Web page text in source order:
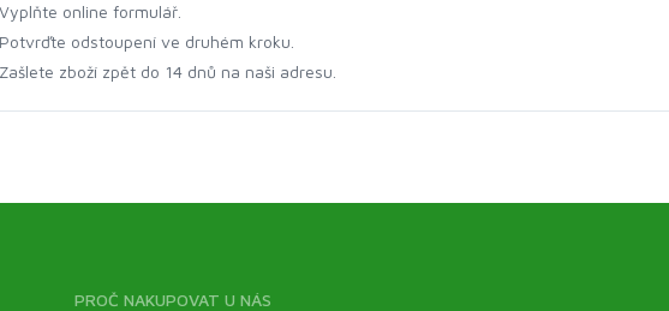
Vyplňte online formulář.
Potvrďte odstoupení ve druhém kroku.
Zašlete zboží zpět do 14 dnů na naši adresu.
PROČ NAKUPOVAT U NÁS